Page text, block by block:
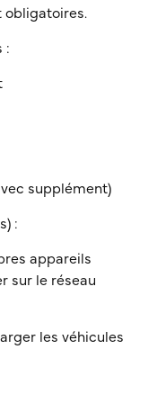
:
supplément)
:
appareils
sur le réseau
les véhicules